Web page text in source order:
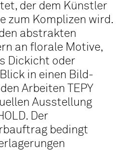
der dem Künstler
zum Komplizen wird.
abstrakten
an florale Motive,
Dickicht oder
in einen Bild-
Arbeiten TEPY
Ausstellung
Der
bedingt